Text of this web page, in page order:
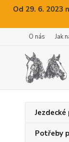
Od 29. 6. 2023
O nás Jak
Potřeby